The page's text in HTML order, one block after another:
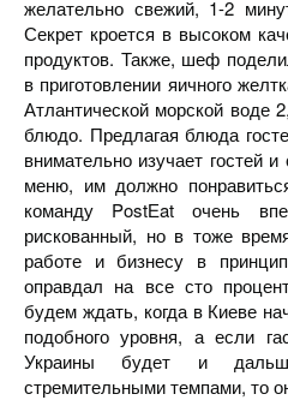
желательно свежий, 1-2
Секрет кроется в высоком
продуктов. Также, шеф
в приготовлении яичного
Атлантической морской воде
блюдо. Предлагая блюда
внимательно изучает гостей
меню, им должно
команду PostЕat очень
рискованный, но в тоже
работе и бизнесу в
оправдал на все сто
будем ждать, когда в Киеве
подобного уровня, а если
Украины будет и
стремительными темпами, то